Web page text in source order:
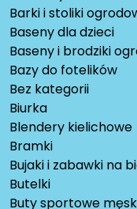
Barki i stoliki
Baseny dla dzieci
Baseny i brodziki
Bazy do fotelików
Bez kategorii
Biurka
Blendery kielichowe
Bramki
Bujaki i zabawki na
Butelki
Buty sportowe